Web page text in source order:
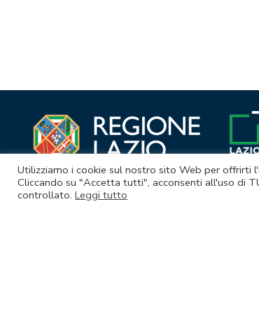
Utilizziamo i cookie sul nostro sito Web per offrirti
Cliccando su "Accetta tutti", acconsenti all'uso di
controllato. Leggi tutto